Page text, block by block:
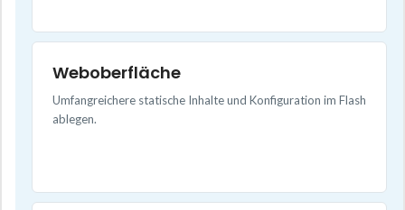
Weboberfläche
Umfangreichere statische Inhalte und Konfiguration im Flash
ablegen.